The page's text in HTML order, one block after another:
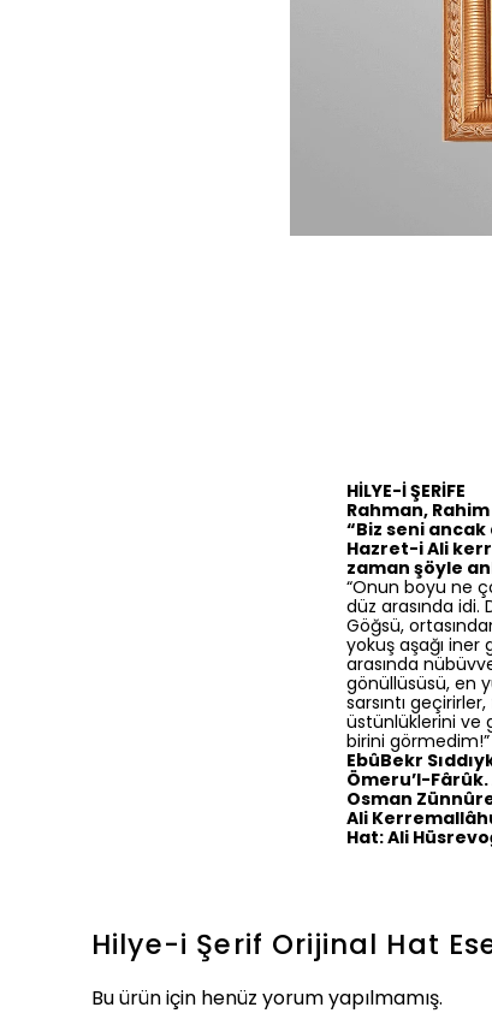
HİLYE-İ ŞERİFE
Rahman,
“Biz seni
Hazret-i Ali
zaman şöyle
“Onun boyu ne
düz arasında idi.
Göğsü,
yokuş aşağı iner
arasında
gönüllüsüsü, en
sarsıntı
üstünlüklerini ve
birini görmedim!”
EbûBekr
Ömeru’l-Fârûk.
Osman
Ali
Hat: Ali
Hilye-i Şerif Orijinal Hat
Bu ürün için henüz yorum yapılmamış.